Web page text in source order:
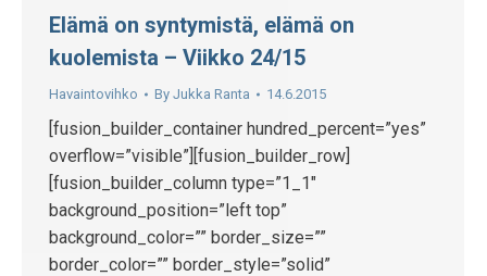
Elämä on syntymistä, elämä on
kuolemista – Viikko 24/15
Havaintovihko By Jukka Ranta 14.6.2015
[fusion_builder_container hundred_percent=”yes”
overflow=”visible”][fusion_builder_row]
[fusion_builder_column type=”1_1″
background_position=”left top”
background_color=”” border_size=””
border_color=”” border_style=”solid”